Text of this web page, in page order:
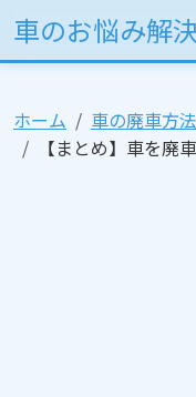
車のお悩み解
ホーム
車の廃車方法
【まとめ】車を廃